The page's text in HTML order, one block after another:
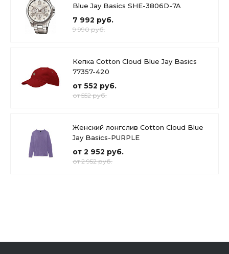
Blue Jay Basics SHE-3806D-7A
7 992 руб.
9 990 руб.
Кепка Cotton Cloud Blue Jay Basics
77357-420
от 552 руб.
от 552 руб.
Женский лонгслив Cotton Cloud Blue
Jay Basics-PURPLE
от 2 952 руб.
от 2 952 руб.